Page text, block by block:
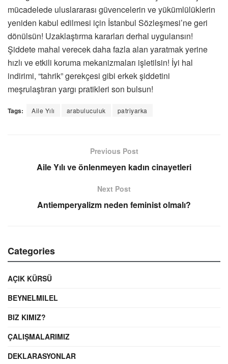
mücadelede uluslararası güvencelerin ve yükümlülüklerin
yeniden kabul edilmesi için İstanbul Sözleşmesi’ne geri
dönülsün! Uzaklaştırma kararları derhal uygulansın!
Şiddete mahal verecek daha fazla alan yaratmak yerine
hızlı ve etkili koruma mekanizmaları işletilsin! İyi hal
indirimi, “tahrik” gerekçesi gibi erkek şiddetini
meşrulaştıran yargı pratikleri son bulsun!
Tags: Aile Yılı arabuluculuk patriyarka
Previous Post
Aile Yılı ve önlenmeyen kadın cinayetleri
Next Post
Antiemperyalizm neden feminist olmalı?
Categories
AÇIK KÜRSÜ
BEYNELMILEL
BIZ KIMIZ?
ÇALIŞMALARIMIZ
DEKLARASYONLAR